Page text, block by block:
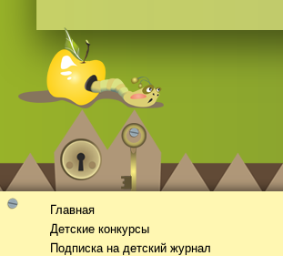
Главная
Детские конкурсы
Подписка на детский журнал